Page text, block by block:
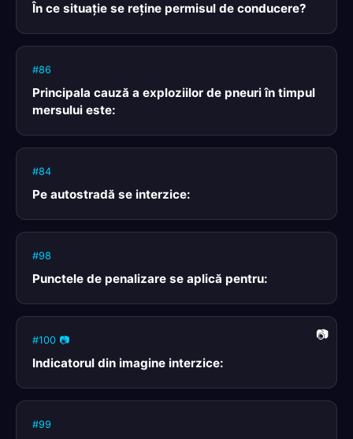
În ce situaţie se reţine permisul de conducere?
#86
Principala cauză a exploziilor de pneuri în timpul
mersului este:
#84
Pe autostradă se interzice:
#98
Punctele de penalizare se aplică pentru:
#100 📷
Indicatorul din imagine interzice:
#99